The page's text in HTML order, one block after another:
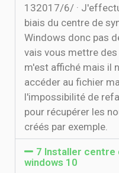
13‏‏/6‏‏/2017 · J'effectue la synchronisation par le
biais du centre de
Windows donc pas
vais vous mettre des
m'est affiché mais il
accéder au fichier
l'impossibilité de
pour récupérer les
créés par exemple.
7 Installer centre
windows 10